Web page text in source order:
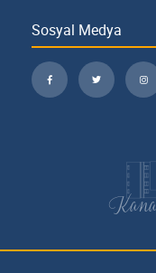
Sosyal Medya